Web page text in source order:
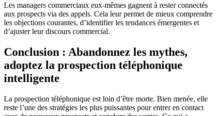
Les managers commerciaux eux-mêmes gagnent à rester connectés
aux prospects via des appels. Cela leur permet de mieux comprendre
les objections courantes, d’identifier les tendances émergentes et
d’ajuster leur discours commercial.
Conclusion : Abandonnez les mythes,
adoptez la prospection téléphonique
intelligente
La prospection téléphonique est loin d’être morte. Bien menée, elle
reste l’une des stratégies les plus puissantes pour entrer en contact